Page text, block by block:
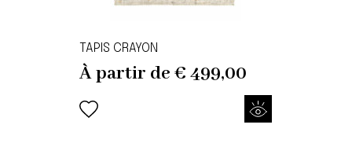
TAPIS CRAYON
À partir de€ 499,00